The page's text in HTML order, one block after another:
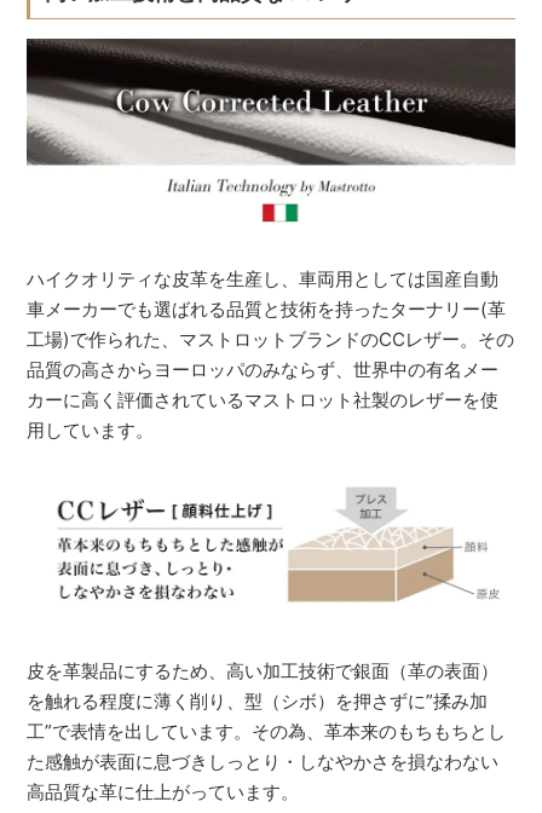
ハイクオリティな皮革を生産し、車両用としては国産自動
車メーカーでも選ばれる品質と技術を持ったターナリー(革
工場)で作られた、マストロットブランドのCCレザー。その
品質の高さからヨーロッパのみならず、世界中の有名メー
カーに高く評価されているマストロット社製のレザーを使
用しています。
皮を革製品にするため、高い加工技術で銀面（革の表面）
を触れる程度に薄く削り、型（シボ）を押さずに”揉み加
工”で表情を出しています。その為、革本来のもちもちとし
た感触が表面に息づきしっとり・しなやかさを損なわない
高品質な革に仕上がっています。